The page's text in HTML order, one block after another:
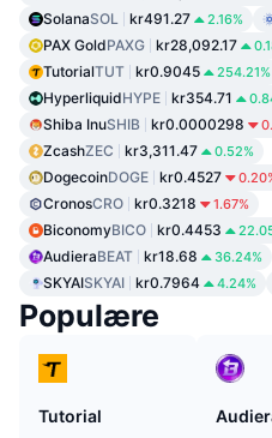
SolanaSOL kr491.27 2.16%
PAX GoldPAXG kr28,092.17
TutorialTUT kr0.9045 254.21%
HyperliquidHYPE kr354.71
Shiba InuSHIB kr0.0000298
ZcashZEC kr3,311.47 0.52%
DogecoinDOGE kr0.4527
CronosCRO kr0.3218 1.67%
BiconomyBICO kr0.4453
AudieraBEAT kr18.68 36.24%
SKYAISKYAI kr0.7964 4.24%
Populære
Tutorial